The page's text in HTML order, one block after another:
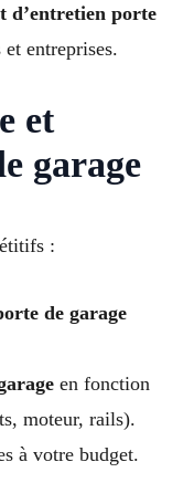
d’entretien porte
entreprises.
et
garage
:
de garage
en fonction
moteur, rails).
à votre budget.